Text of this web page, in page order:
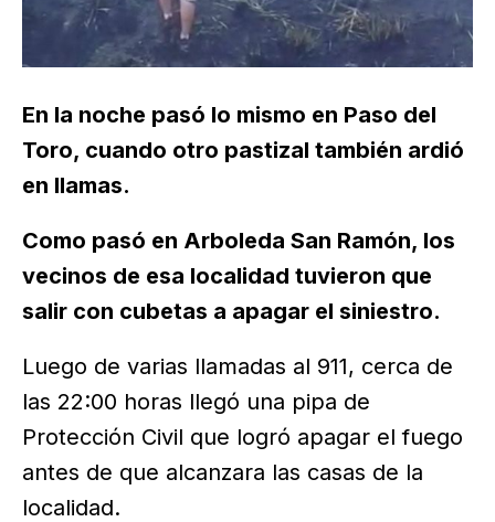
En la noche pasó lo mismo en Paso del
Toro, cuando otro pastizal también ardió
en llamas.
Como pasó en Arboleda San Ramón, los
vecinos de esa localidad tuvieron que
salir con cubetas a apagar el siniestro.
Luego de varias llamadas al 911, cerca de
las 22:00 horas llegó una pipa de
Protección Civil que logró apagar el fuego
antes de que alcanzara las casas de la
localidad.